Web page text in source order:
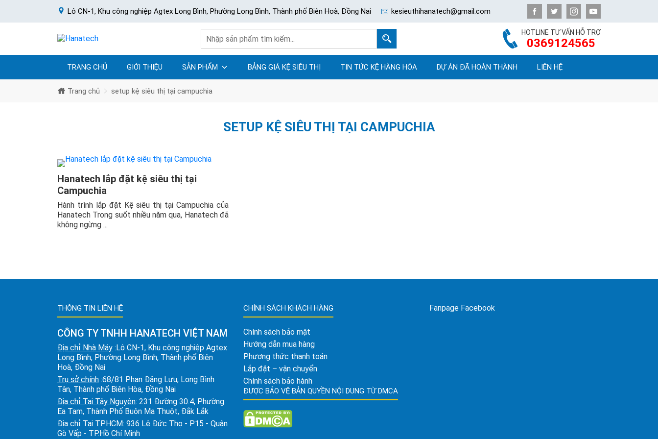
Lô CN-1, Khu công nghiệp Agtex Long Bình, Phường Long Bình, Thành phố Biên Hoà, Đồng Nai kesieuthihanatech@gmail.com
HOTLINE TƯ VẤN HỖ TRỢ
0369124565
TRANG CHỦ GIỚI THIỆU SẢN PHẨM BẢNG GIÁ KỆ SIÊU THỊ TIN TỨC KỆ HÀNG HÓA DỰ ÁN ĐÃ HOÀN THÀNH LIÊN HỆ
Trang chủ setup kệ siêu thị tại campuchia
SETUP KỆ SIÊU THỊ TẠI CAMPUCHIA
Hanatech lắp đặt kệ siêu thị tại
Campuchia
Hành trình lắp đặt Kệ siêu thị tại Campuchia của
Hanatech Trong suốt nhiều năm qua, Hanatech đã
không ngừng ...
THÔNG TIN LIÊN HỆ
CÔNG TY TNHH HANATECH VIỆT NAM
Địa chỉ Nhà Máy :Lô CN-1, Khu công nghiệp Agtex
Long Bình, Phường Long Bình, Thành phố Biên
Hoà, Đồng Nai
Trụ sở chính :68/81 Phan Đăng Lưu, Long Bình
Tân, Thành phố Biên Hòa, Đồng Nai
Địa chỉ Tại Tây Nguyên: 231 Đường 30.4, Phường
Ea Tam, Thành Phố Buôn Ma Thuột, Đắk Lắk
Địa chỉ Tại TPHCM: 936 Lê Đức Thọ - P15 - Quận
Gò Vấp - TP.Hồ Chí Minh
CHÍNH SÁCH KHÁCH HÀNG
Chính sách bảo mật
Hướng dẫn mua hàng
Phương thức thanh toán
Lắp đặt – vận chuyển
Chính sách bảo hành
ĐƯỢC BẢO VỆ BẢN QUYỀN NỘI DUNG TỪ DMCA
Fanpage Facebook